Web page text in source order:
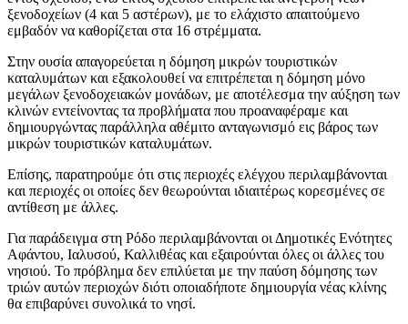
ξενοδοχείων (4 και 5 αστέρων), με το ελάχιστο απαιτούμενο
εμβαδόν να καθορίζεται στα 16 στρέμματα.
Στην ουσία απαγορεύεται η δόμηση μικρών τουριστικών
καταλυμάτων και εξακολουθεί να επιτρέπεται η δόμηση μόνο
μεγάλων ξενοδοχειακών μονάδων, με αποτέλεσμα την αύξηση των
κλινών εντείνοντας τα προβλήματα που προαναφέραμε και
δημιουργώντας παράλληλα αθέμιτο ανταγωνισμό εις βάρος των
μικρών τουριστικών καταλυμάτων.
Επίσης, παρατηρούμε ότι στις περιοχές ελέγχου περιλαμβάνονται
και περιοχές οι οποίες δεν θεωρούνται ιδιαιτέρως κορεσμένες σε
αντίθεση με άλλες.
Για παράδειγμα στη Ρόδο περιλαμβάνονται οι Δημοτικές Ενότητες
Αφάντου, Ιαλυσού, Καλλιθέας και εξαιρούνται όλες οι άλλες του
νησιού. Το πρόβλημα δεν επιλύεται με την παύση δόμησης των
τριών αυτών περιοχών διότι οποιαδήποτε δημιουργία νέας κλίνης
θα επιβαρύνει συνολικά το νησί.